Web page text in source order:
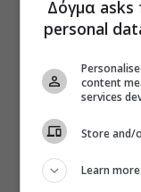
Δόγμα
personal
content
services
Store and/
Learn more